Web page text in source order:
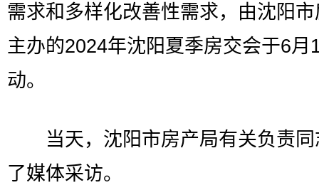
需求和多样化改善性需求，由沈阳
主办的2024年沈阳夏季房交会于6月
动。
当天，沈阳市房产局有关负责同
了媒体采访。